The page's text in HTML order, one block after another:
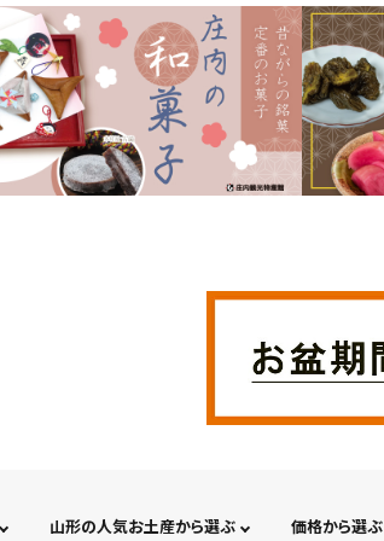
山形の人気お土産から選ぶ 価格から選ぶ